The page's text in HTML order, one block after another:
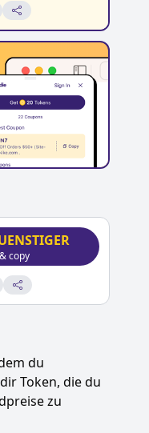
copy
du
Token, die du
zu